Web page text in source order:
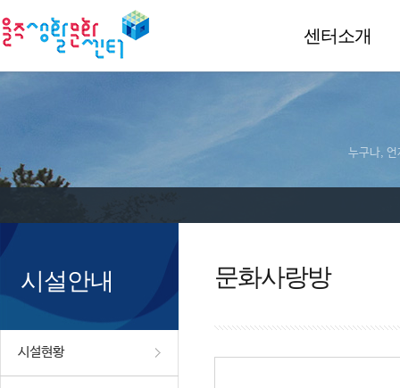
센터소개
누구나, 언
시설안내
시설현황
문화사랑방